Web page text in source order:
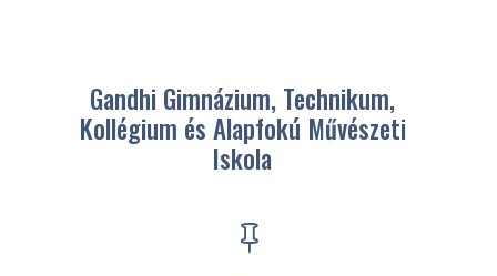
Gandhi Gimnázium, Technikum,
Kollégium és Alapfokú Művészeti
Iskola
